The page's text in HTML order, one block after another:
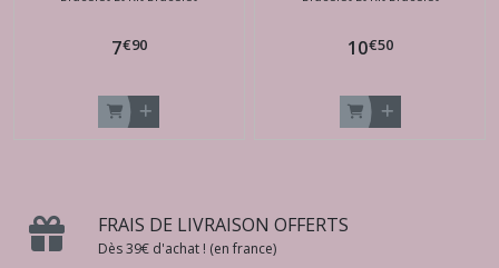
7€90 10€50
FRAIS DE LIVRAISON OFFERTS
Dès 39€ d'achat ! (en france)